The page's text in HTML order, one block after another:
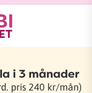
i 3 månader
pris 240 kr/mån)